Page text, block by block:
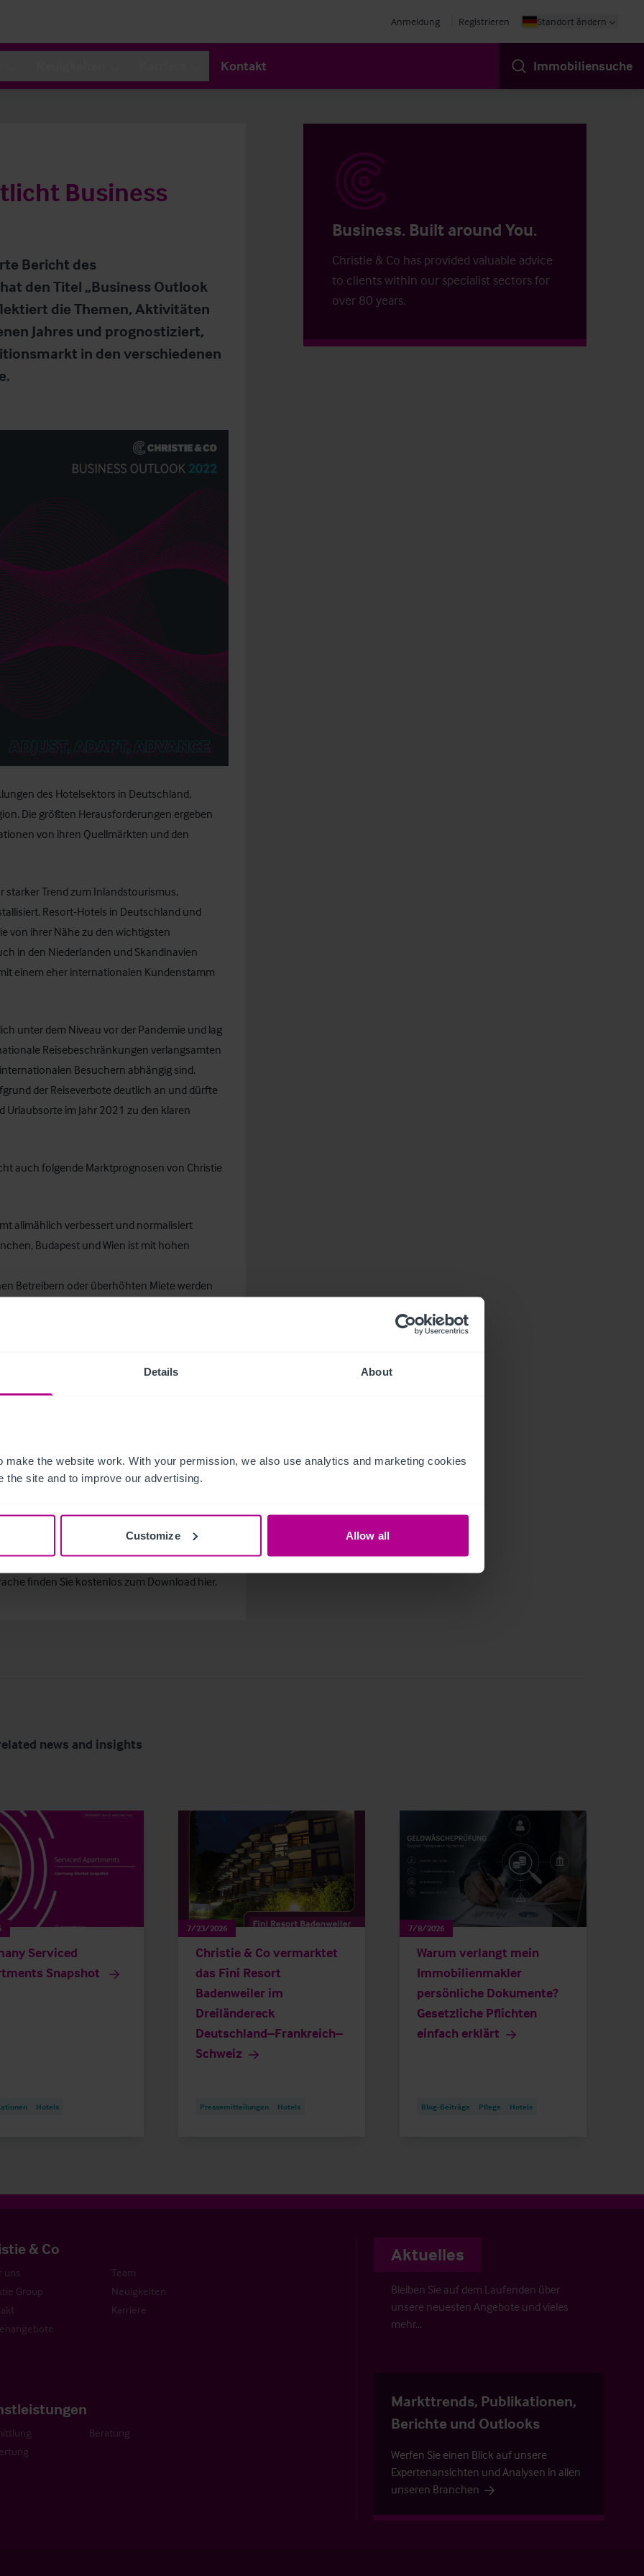
Details About
make the website work. With your permission, we also use analytics and marketing cookies
the site and to improve our advertising.
Customize Allow all
Anmeldung Registrieren Standort ändern
Kontakt Immobiliensuche
Business
Bericht des
den Titel „Business Outlook
die Themen, Aktivitäten
Jahres und prognostiziert,
in den verschiedenen
Business. Built around You.
Christie & Co has provided valuable advice
to clients within our specialist sectors for
over 80 years.
des Hotelsektors in Deutschland,
Die größten Herausforderungen ergeben
von ihren Quellmärkten und den
Trend zum Inlandstourismus,
Resort-Hotels in Deutschland und
von ihrer Nähe zu den wichtigsten
in den Niederlanden und Skandinavien
einem eher internationalen Kundenstamm
unter dem Niveau vor der Pandemie und lag
Reisebeschränkungen verlangsamten
Besuchern abhängig sind.
der Reiseverbote deutlich an und dürfte
im Jahr 2021 zu den klaren
auch folgende Marktprognosen von Christie
allmählich verbessert und normalisiert
Budapest und Wien ist mit hohen
Betreibern oder überhöhten Miete werden
Prognosen aufgegeben werden
Nutzungsmöglichkeiten umgewandelt
Hotels kommen, deren Eigentümer
des Marktes zu warten
Europe bei Christie & Co, kommentiert:
das Interesse der Investoren weiterhin
und Resort-Hotels. Allerdings könnte
für weniger erfahrene Akteure eine
mit diesem Problem konfrontiert werden.“
finden Sie kostenlos zum Download hier.
news and insights
Serviced
Snapshot
Hotels
7/23/2026
Christie & Co vermarktet
das Fini Resort
Badenweiler im
Dreiländereck
Deutschland–Frankreich–
Schweiz
Pressemitteilungen Hotels
7/8/2026
Warum verlangt mein
Immobilienmakler
persönliche Dokumente?
Gesetzliche Pflichten
einfach erklärt
Blog-Beiträge Pflege Hotels
& Co
uns
Team
Group
Neuigkeiten
Karriere
Beratung
Aktuelles
Bleiben Sie auf dem Laufenden über
unsere neuesten Angebote und vieles
mehr…
Markttrends, Publikationen,
Berichte und Outlooks
Werfen Sie einen Blick auf unsere
Expertenansichten und Analysen in allen
unseren Branchen